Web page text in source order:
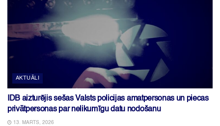
AKTUĀLI
IDB aizturējis sešas Valsts policijas amatpersonas un piecas
privātpersonas par nelikumīgu datu nodošanu
13. MARTS, 2026